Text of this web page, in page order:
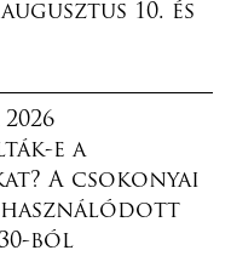
10. és
e a
A csokonyai
ból